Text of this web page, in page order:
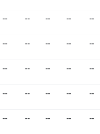
-- -- -- -- --
-- -- -- -- --
-- -- -- -- --
-- -- -- -- --
-- -- -- -- --